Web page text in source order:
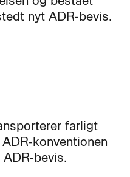
nyt ADR-bevis.
farligt
konventionen
bevis.